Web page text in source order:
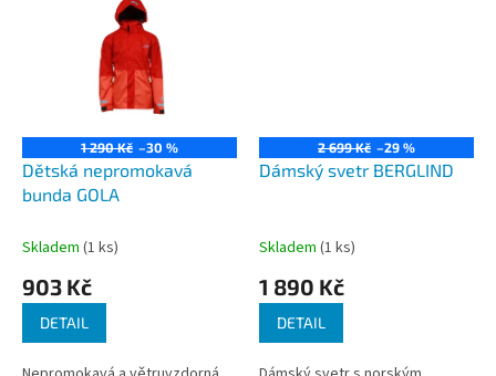
1 290 Kč –30 %
Dětská nepromokavá
bunda GOLA
Skladem (1 ks)
903 Kč
DETAIL
2 699 Kč –29 %
Dámský svetr BERGLIND
Skladem (1 ks)
1 890 Kč
DETAIL